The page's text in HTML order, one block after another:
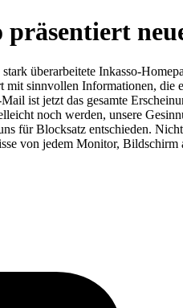
überarbeitete Inkasso-
mit sinnvollen Informationen,
ist jetzt das gesamte
noch werden, unsere
für Blocksatz entschieden.
von jedem Monitor,